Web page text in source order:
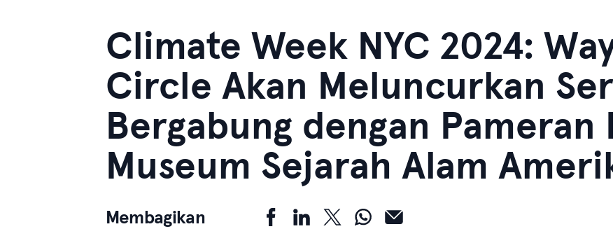
Climate Week NYC 2024:
Circle Akan Meluncurkan
Bergabung dengan
Museum Sejarah Alam
Membagikan